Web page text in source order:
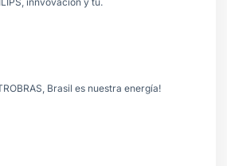
Brasil es nuestra energía!